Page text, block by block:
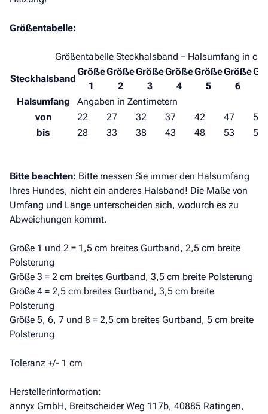
Größentabelle:
Größentabelle Steckhalsband – Halsumfang in cm
Steckhalsband
Größe
1
Größe
2
Größe
3
Größe
4
Größe
5
Größe
6
Halsumfang
Angaben in Zentimetern
von
22 27 32 37 42 47
52
bis
28 33 38 43 48 53 58
Bitte beachten: Bitte messen Sie immer den Halsumfang
Ihres Hundes, nicht ein anderes Halsband! Die Maße von
Umfang und Länge unterscheiden sich, wodurch es zu
Abweichungen kommt.
Größe 1 und 2 = 1,5 cm breites Gurtband, 2,5 cm breite
Polsterung
Größe 3 = 2 cm breites Gurtband, 3,5 cm breite Polsterung
Größe 4 = 2,5 cm breites Gurtband, 3,5 cm breite
Polsterung
Größe 5, 6, 7 und 8 = 2,5 cm breites Gurtband, 5 cm breite
Polsterung
Toleranz +/- 1 cm
Herstellerinformation:
annyx GmbH, Breitscheider Weg 117b, 40885 Ratingen,